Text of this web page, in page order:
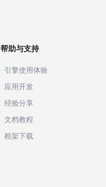
帮助与支持
引擎使用体验
应用开发
经验分享
文档教程
框架下载